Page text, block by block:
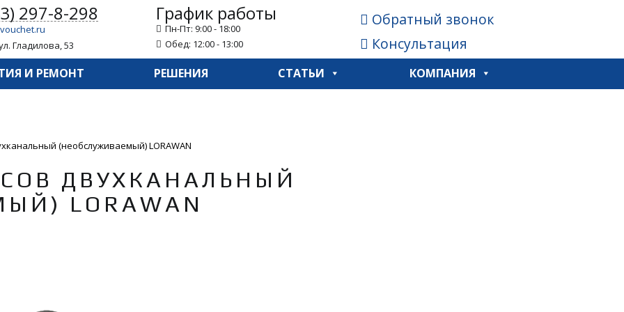
297-8-298
Гладилова, 53
График работы
Пн-Пт: 9:00 - 18:00
Обед: 12:00 - 13:00
Обратный звонок
Консультация
И РЕМОНТ РЕШЕНИЯ СТАТЬИ КОМПАНИЯ
(необслуживаемый) LORAWAN
ДВУХКАНАЛЬНЫЙ
LORAWAN